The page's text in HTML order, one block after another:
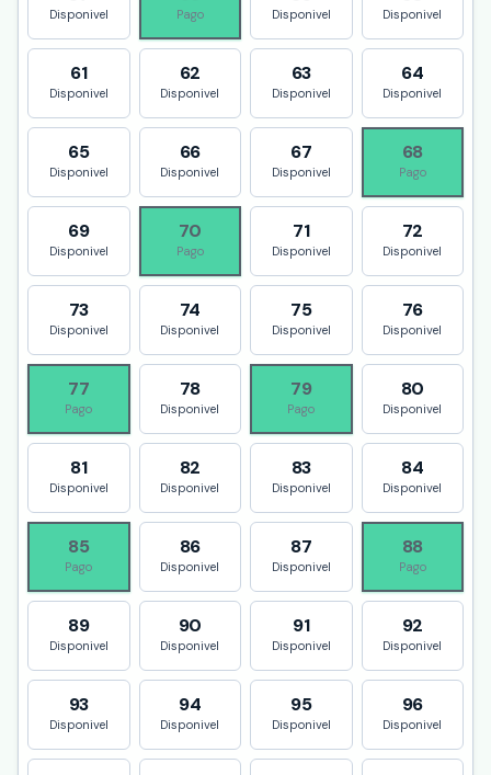
Disponivel Pago Disponivel Disponivel
61
Disponivel
62
Disponivel
63
Disponivel
64
Disponivel
65
Disponivel
66
Disponivel
67
Disponivel
68
Pago
69
Disponivel
70
Pago
71
Disponivel
72
Disponivel
73
Disponivel
74
Disponivel
75
Disponivel
76
Disponivel
77
Pago
78
Disponivel
79
Pago
80
Disponivel
81
Disponivel
82
Disponivel
83
Disponivel
84
Disponivel
85
Pago
86
Disponivel
87
Disponivel
88
Pago
89
Disponivel
90
Disponivel
91
Disponivel
92
Disponivel
93
Disponivel
94
Disponivel
95
Disponivel
96
Disponivel